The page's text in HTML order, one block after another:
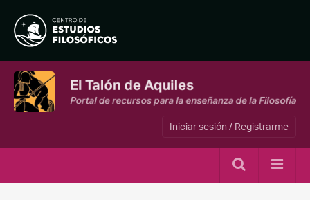
Iniciar sesión / Registrarme